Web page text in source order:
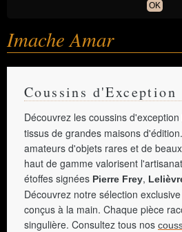
OK
Imache Amar
Coussins d'Exception
Découvrez les coussins d'exception
tissus de grandes maisons
amateurs d'objets rares et de
haut de gamme valorisent
étoffes signées Pierre Frey,
Découvrez notre sélection
conçus à la main. Chaque pièce
singulière. Consultez tous nos